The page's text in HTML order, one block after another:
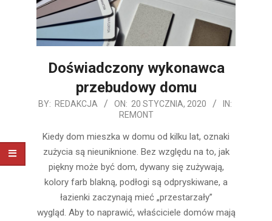
Doświadczony wykonawca
przebudowy domu
2020-
20
BY: REDAKCJA ON: 20 STYCZNIA, 2020
IN:
REMONT
Kiedy dom mieszka w domu od kilku lat, oznaki
zużycia są nieuniknione. Bez względu na to, jak
piękny może być dom, dywany się zużywają,
kolory farb blakną, podłogi są odpryskiwane, a
łazienki zaczynają mieć „przestarzały”
wygląd. Aby to naprawić, właściciele domów mają